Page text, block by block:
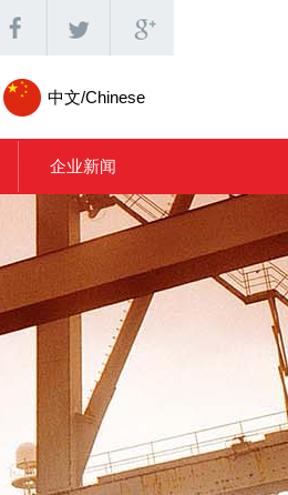
中文/Chinese
企业新闻